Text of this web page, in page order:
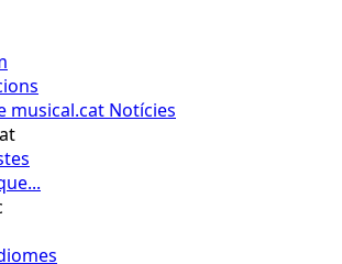
musical.cat Notícies